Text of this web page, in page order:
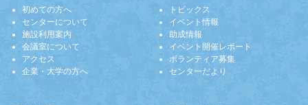
初めての方へ
センターについて
施設利用案内
会議室について
アクセス
企業・大学の方へ
トピックス
イベント情報
助成情報
イベント開催レポート
ボランティア募集
センターだより